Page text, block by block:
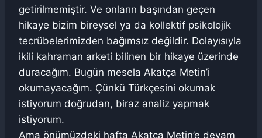
getirilmemiştir. Ve onların başından geçen
hikaye bizim bireysel ya da kollektif psikolojik
tecrübelerimizden bağımsız değildir. Dolayısıyla
ikili kahraman arketi bilinen bir hikaye üzerinde
duracağım. Bugün mesela Akatça Metin’i
okumayacağım. Çünkü Türkçesini okumak
istiyorum doğrudan, biraz analiz yapmak
istiyorum.
Ama önümüzdeki hafta Akatça Metin’e devam